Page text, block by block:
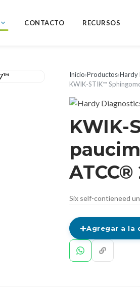
CONTACTO RECURSOS
Inicio›Productos›Hardy
KWIK-STIK™
KWIK-
Six self-contieneed
Agregar a la